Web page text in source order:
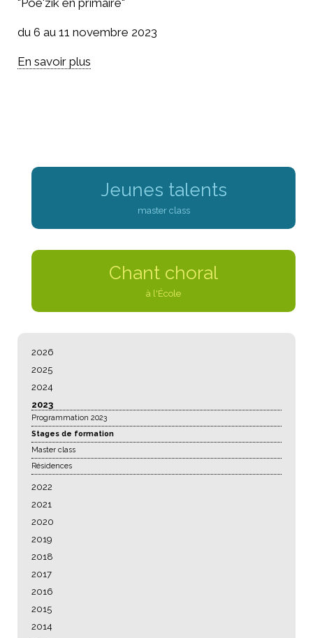
"Poe'zik en primaire"
du 6 au 11 novembre 2023
En savoir plus
Jeunes talents
master class
Chant choral
à l'École
NAVIGATION
2026
2025
2024
2023
Programmation 2023
Stages de formation
Master class
Résidences
2022
2021
2020
2019
2018
2017
2016
2015
2014